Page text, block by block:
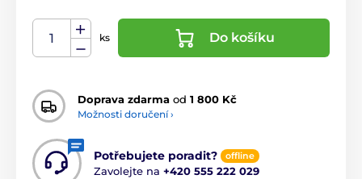
ks Do košíku
Doprava zdarma od 1 800 Kč
Možnosti doručení ›
Potřebujete poradit? offline
Zavolejte na +420 555 222 029